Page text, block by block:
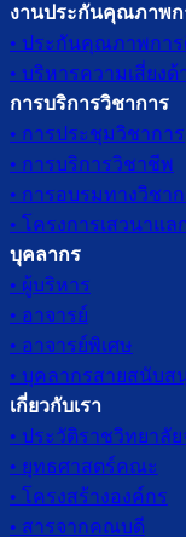
งานประกันคุณภาพก
• ประกันคุณภาพกา
• บริหารความเสี่ยง
การบริการวิชาการ
• การประชุมวิชาการ
• การบริการวิชาชีพ
• การอบรมทางวิชา
• โครงการเสวนาแล
บุคลากร
• ผู้บริหาร
• อาจารย์
• อาจารย์พิเศษ
• บุคลากรสายสนับส
เกี่ยวกับเรา
• ประวัติราชวิทยาลั
• ยุทธศาสตร์คณะ
• โครงสร้างองค์กร
• สารจากคณบดี